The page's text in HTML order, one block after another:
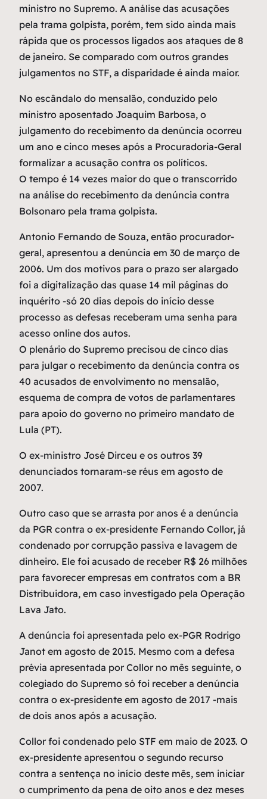
ministro no Supremo. A análise das acusações
pela trama golpista, porém, tem sido ainda mais
rápida que os processos ligados aos ataques de 8
de janeiro. Se comparado com outros grandes
julgamentos no STF, a disparidade é ainda maior.
No escândalo do mensalão, conduzido pelo
ministro aposentado Joaquim Barbosa, o
julgamento do recebimento da denúncia ocorreu
um ano e cinco meses após a Procuradoria-Geral
formalizar a acusação contra os políticos.
O tempo é 14 vezes maior do que o transcorrido
na análise do recebimento da denúncia contra
Bolsonaro pela trama golpista.
Antonio Fernando de Souza, então procurador-
geral, apresentou a denúncia em 30 de março de
2006. Um dos motivos para o prazo ser alargado
foi a digitalização das quase 14 mil páginas do
inquérito -só 20 dias depois do início desse
processo as defesas receberam uma senha para
acesso online dos autos.
O plenário do Supremo precisou de cinco dias
para julgar o recebimento da denúncia contra os
40 acusados de envolvimento no mensalão,
esquema de compra de votos de parlamentares
para apoio do governo no primeiro mandato de
Lula (PT).
O ex-ministro José Dirceu e os outros 39
denunciados tornaram-se réus em agosto de
2007.
Outro caso que se arrasta por anos é a denúncia
da PGR contra o ex-presidente Fernando Collor, já
condenado por corrupção passiva e lavagem de
dinheiro. Ele foi acusado de receber R$ 26 milhões
para favorecer empresas em contratos com a BR
Distribuidora, em caso investigado pela Operação
Lava Jato.
A denúncia foi apresentada pelo ex-PGR Rodrigo
Janot em agosto de 2015. Mesmo com a defesa
prévia apresentada por Collor no mês seguinte, o
colegiado do Supremo só foi receber a denúncia
contra o ex-presidente em agosto de 2017 -mais
de dois anos após a acusação.
Collor foi condenado pelo STF em maio de 2023. O
ex-presidente apresentou o segundo recurso
contra a sentença no início deste mês, sem iniciar
o cumprimento da pena de oito anos e dez meses